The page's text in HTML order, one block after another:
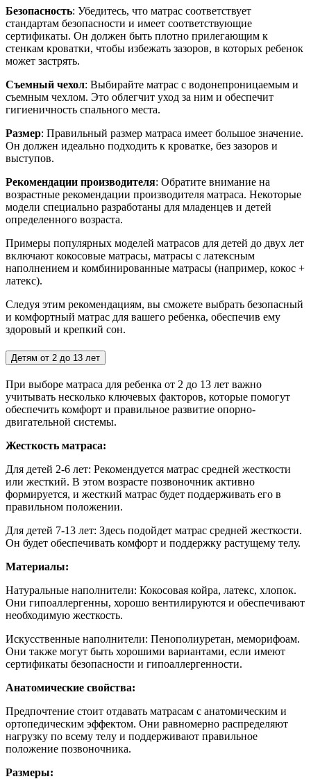
Безопасность: Убедитесь, что матрас соответствует
стандартам безопасности и имеет соответствующие
сертификаты. Он должен быть плотно прилегающим к
стенкам кроватки, чтобы избежать зазоров, в которых ребенок
может застрять.
Съемный чехол: Выбирайте матрас с водонепроницаемым и
съемным чехлом. Это облегчит уход за ним и обеспечит
гигиеничность спального места.
Размер: Правильный размер матраса имеет большое значение.
Он должен идеально подходить к кроватке, без зазоров и
выступов.
Рекомендации производителя: Обратите внимание на
возрастные рекомендации производителя матраса. Некоторые
модели специально разработаны для младенцев и детей
определенного возраста.
Примеры популярных моделей матрасов для детей до двух лет
включают кокосовые матрасы, матрасы с латексным
наполнением и комбинированные матрасы (например, кокос +
латекс).
Следуя этим рекомендациям, вы сможете выбрать безопасный
и комфортный матрас для вашего ребенка, обеспечив ему
здоровый и крепкий сон.
Детям от 2 до 13 лет
При выборе матраса для ребенка от 2 до 13 лет важно
учитывать несколько ключевых факторов, которые помогут
обеспечить комфорт и правильное развитие опорно-
двигательной системы.
Жесткость матраса:
Для детей 2-6 лет: Рекомендуется матрас средней жесткости
или жесткий. В этом возрасте позвоночник активно
формируется, и жесткий матрас будет поддерживать его в
правильном положении.
Для детей 7-13 лет: Здесь подойдет матрас средней жесткости.
Он будет обеспечивать комфорт и поддержку растущему телу.
Материалы:
Натуральные наполнители: Кокосовая койра, латекс, хлопок.
Они гипоаллергенны, хорошо вентилируются и обеспечивают
необходимую жесткость.
Искусственные наполнители: Пенополиуретан, меморифоам.
Они также могут быть хорошими вариантами, если имеют
сертификаты безопасности и гипоаллергенности.
Анатомические свойства:
Предпочтение стоит отдавать матрасам с анатомическим и
ортопедическим эффектом. Они равномерно распределяют
нагрузку по всему телу и поддерживают правильное
положение позвоночника.
Размеры: